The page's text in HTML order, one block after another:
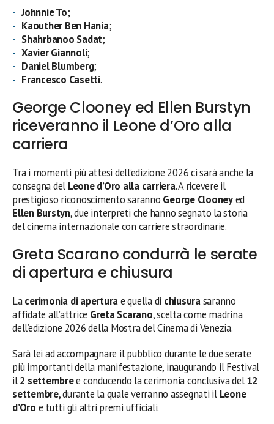
Johnnie To;
Kaouther Ben Hania;
Shahrbanoo Sadat;
Xavier Giannoli;
Daniel Blumberg;
Francesco Casetti.
George Clooney ed Ellen Burstyn
riceveranno il Leone d’Oro alla
carriera
Tra i momenti più attesi dell’edizione 2026 ci sarà anche la
consegna del Leone d’Oro alla carriera. A ricevere il
prestigioso riconoscimento saranno George Clooneyed
Ellen Burstyn, due interpreti che hanno segnato la storia
del cinema internazionale con carriere straordinarie.
Greta Scarano condurrà le serate
di apertura e chiusura
Lacerimonia di aperturae quella di chiusurasaranno
affidate all’attrice Greta Scarano, scelta come madrina
dell’edizione 2026 della Mostra del Cinema di Venezia.
Sarà lei ad accompagnare il pubblico durante le due serate
più importanti della manifestazione, inaugurando il Festival
il2 settembree conducendo la cerimonia conclusiva del12
settembre, durante la quale verranno assegnati il Leone
d’Oro e tutti gli altri premi ufficiali.